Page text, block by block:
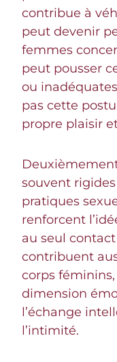
contribue à
peut devenir
femmes
peut pousser
ou
pas cette
propre plaisir
souvent
pratiques
renforcent
au seul
contribuent
corps
dimension
l’échange
l’intimité.